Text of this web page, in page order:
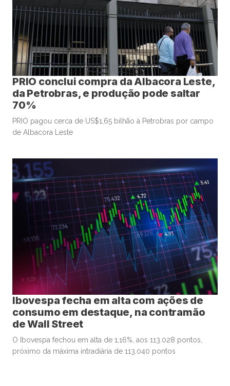
PRIO conclui compra da Albacora Leste,
da Petrobras, e produção pode saltar
70%
PRIO pagou cerca de US$1,65 bilhão à Petrobras por campo
de Albacora Leste
Ibovespa fecha em alta com ações de
consumo em destaque, na contramão
de Wall Street
O Ibovespa fechou em alta de 1,16%, aos 113.028 pontos,
próximo da máxima intradiária de 113.040 pontos